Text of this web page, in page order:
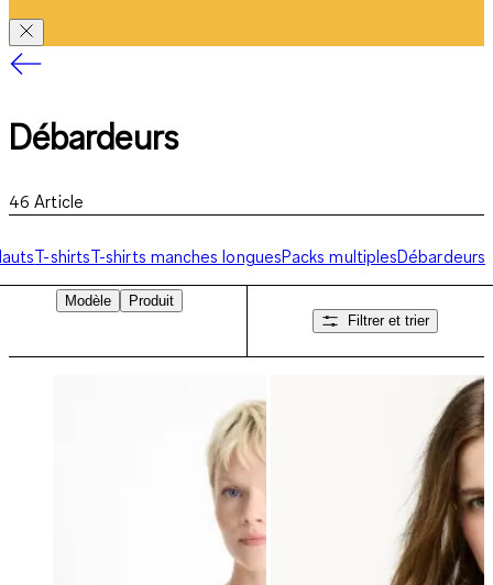
Débardeurs
46 Article
T-shirtsT-shirts manches longuesPacks multiplesDébardeurs
Modèle
Produit
Filtrer et trier